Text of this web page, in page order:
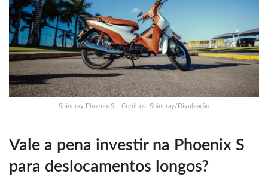
Shineray Phoenix S – Créditos: Shineray/Divulgação
Vale a pena investir na Phoenix S
para deslocamentos longos?